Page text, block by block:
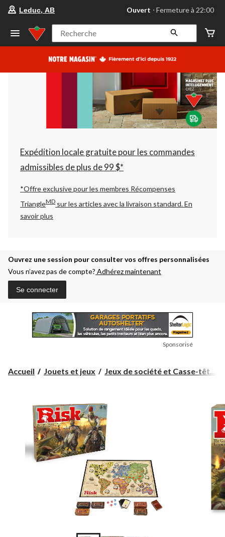
votre
préféré
Leduc,
AB,
courament
Fermeture
à
22:00
cliquer
pour
changer
Leduc, AB Ouvert ⋅ Fermeture à 22:00
Recherche
Expédition locale gratuite pour les commandes
admissibles de plus de 99 $*
*Offre exclusive pour les membres Récompenses
TriangleMD sur les articles avec la livraison standard.En
savoir plus
Ouvrez une session pour consulter vos offres personnalisées
Vous n’avez pas de compte? Adhérez maintenant
Se connecter
Sponsorisé
Accueil Jouets et jeux Jeux de société et Casse-têt...